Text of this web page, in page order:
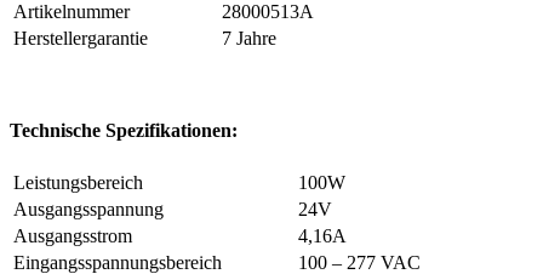
Artikelnummer
28000513A
Herstellergarantie
7 Jahre
Technische Spezifikationen:
Leistungsbereich
100W
Ausgangsspannung
24V
Ausgangsstrom
4,16A
Eingangsspannungsbereich
100 – 277 VAC